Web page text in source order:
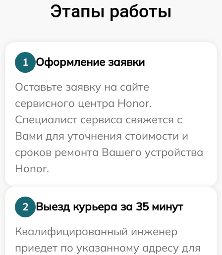
Этапы работы
1
Оформление заявки
Оставьте заявку на сайте
сервисного центра Honor.
Специалист сервиса свяжется с
Вами для уточнения стоимости и
сроков ремонта Вашего устройства
Honor.
2
Выезд курьера за 35 минут
Квалифицированный инженер
приедет по указанному адресу для